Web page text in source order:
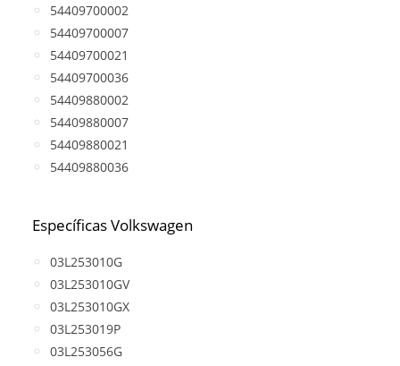
54409700002
54409700007
54409700021
54409700036
54409880002
54409880007
54409880021
54409880036
Específicas Volkswagen
03L253010G
03L253010GV
03L253010GX
03L253019P
03L253056G